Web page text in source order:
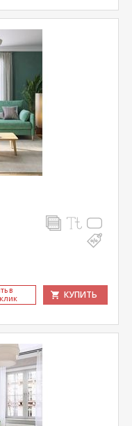
В
КУПИТЬ